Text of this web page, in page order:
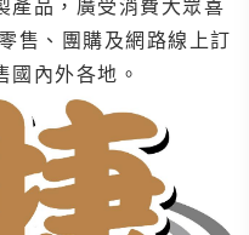
售、團購及網路線上訂
內外各地。